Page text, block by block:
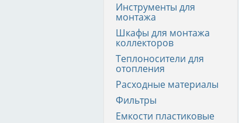
Инструменты для
монтажа
Шкафы для монтажа
коллекторов
Теплоносители для
отопления
Расходные материалы
Фильтры
Емкости пластиковые